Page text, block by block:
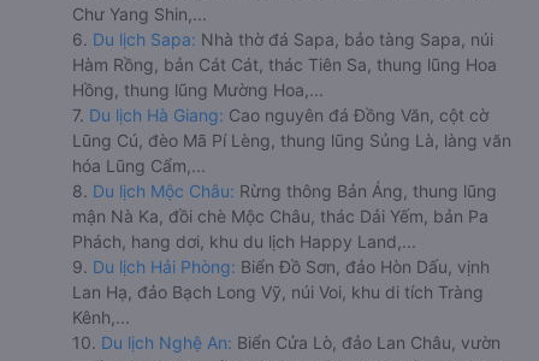
Chư Yang Shin,...
6. Du lịch Sapa: Nhà thờ đá Sapa, bảo tàng Sapa, núi
Hàm Rồng, bản Cát Cát, thác Tiên Sa, thung lũng Hoa
Hồng, thung lũng Mường Hoa,...
7. Du lịch Hà Giang: Cao nguyên đá Đồng Văn, cột cờ
Lũng Cú, đèo Mã Pí Lèng, thung lũng Sủng Là, làng văn
hóa Lũng Cẩm,...
8. Du lịch Mộc Châu: Rừng thông Bản Áng, thung lũng
mận Nà Ka, đồi chè Mộc Châu, thác Dải Yếm, bản Pa
Phách, hang dơi, khu du lịch Happy Land,...
9. Du lịch Hải Phòng: Biển Đồ Sơn, đảo Hòn Dấu, vịnh
Lan Hạ, đảo Bạch Long Vỹ, núi Voi, khu di tích Tràng
Kênh,...
10. Du lịch Nghệ An: Biển Cửa Lò, đảo Lan Châu, vườn